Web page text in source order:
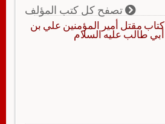
تصفح كل كتب المؤلف
كتاب مقتل أمير المؤمنين علي بن
أبي طالب عليه السلام